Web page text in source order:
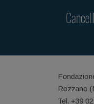
Rozzano
Tel. +39